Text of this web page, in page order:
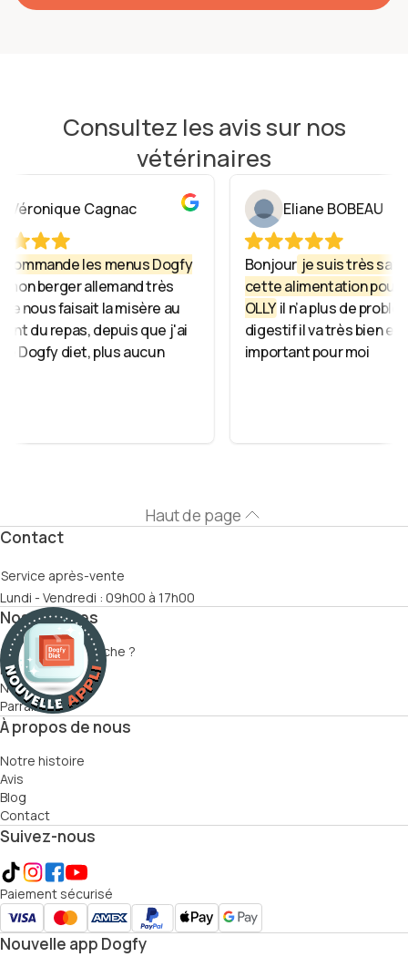
Consultez les avis sur nos
vétérinaires
Véronique Cagnac
les menus Dogfy
berger allemand très
nous faisait la misère au
du repas, depuis que j'ai
Dogfy diet, plus aucun
Eliane BOBEAU
Bonjourje suis très
cette alimentation pour
OLLYil n’a plus de
digestif il va très bien et
important pour moi
Haut de page
Contact
Service après-vente
Lundi - Vendredi : 09h00 à 17h00
Nos services
Comment ça marche ?
Recettes
Nutritionnistes
Parrainage
À propos de nous
Notre histoire
Avis
Blog
Contact
Suivez-nous
Paiement sécurisé
Nouvelle app Dogfy